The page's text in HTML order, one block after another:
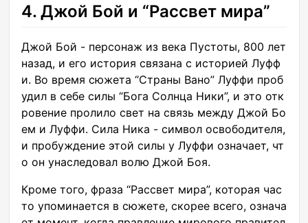
4. Джой Бой и “Рассвет мира”
Джой Бой - персонаж из века Пустоты, 800 лет
назад, и его история связана с историей Луфф
и. Во время сюжета “Страны Вано” Луффи проб
удил в себе силы “Бога Солнца Ники”, и это отк
ровение пролило свет на связь между Джой Бо
ем и Луффи. Сила Ника - символ освободителя,
и пробуждение этой силы у Луффи означает, чт
о он унаследовал волю Джой Боя.
Кроме того, фраза “Рассвет мира”, которая час
то упоминается в сюжете, скорее всего, означа